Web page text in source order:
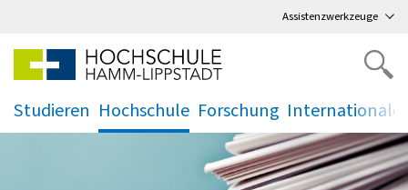
Assistenzwerkzeuge
Studieren
.
Hochschule
.
Forschung
. .